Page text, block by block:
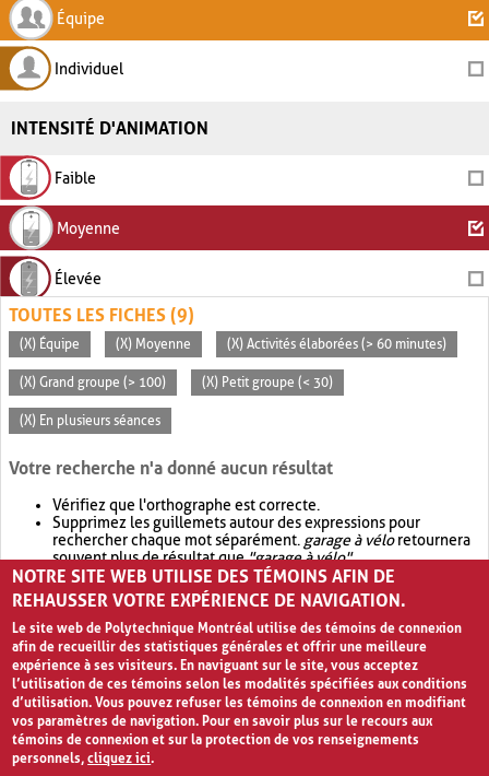
Équipe
Individuel
INTENSITÉ D'ANIMATION
Faible
Moyenne
Élevée
TOUTES LES FICHES (9)
(X) Équipe (X) Moyenne (X) Activités élaborées (> 60 minutes)
(X) Grand groupe (> 100) (X) Petit groupe (< 30)
(X) En plusieurs séances
Votre recherche n'a donné aucun résultat
Vérifiez que l'orthographe est correcte.
Supprimez les guillemets autour des expressions pour
rechercher chaque mot séparément. garage à véloretournera
souvent plus de résultat que"garage à vélo".
Envisagez d'élargir votre recherche avec OR.garage OR vélo
retournera souvent plus de résultat quegarage à vélo
NOTRE SITE WEB UTILISE DES TÉMOINS AFIN DE
REHAUSSER VOTRE EXPÉRIENCE DE NAVIGATION.
Le site web de Polytechnique Montréal utilise des témoins de connexion
afin de recueillir des statistiques générales et offrir une meilleure
expérience à ses visiteurs. En naviguant sur le site, vous acceptez
l’utilisation de ces témoins selon les modalités spécifiées aux conditions
d’utilisation. Vous pouvez refuser les témoins de connexion en modifiant
vos paramètres de navigation. Pour en savoir plus sur le recours aux
témoins de connexion et sur la protection de vos renseignements
personnels,cliquez ici.